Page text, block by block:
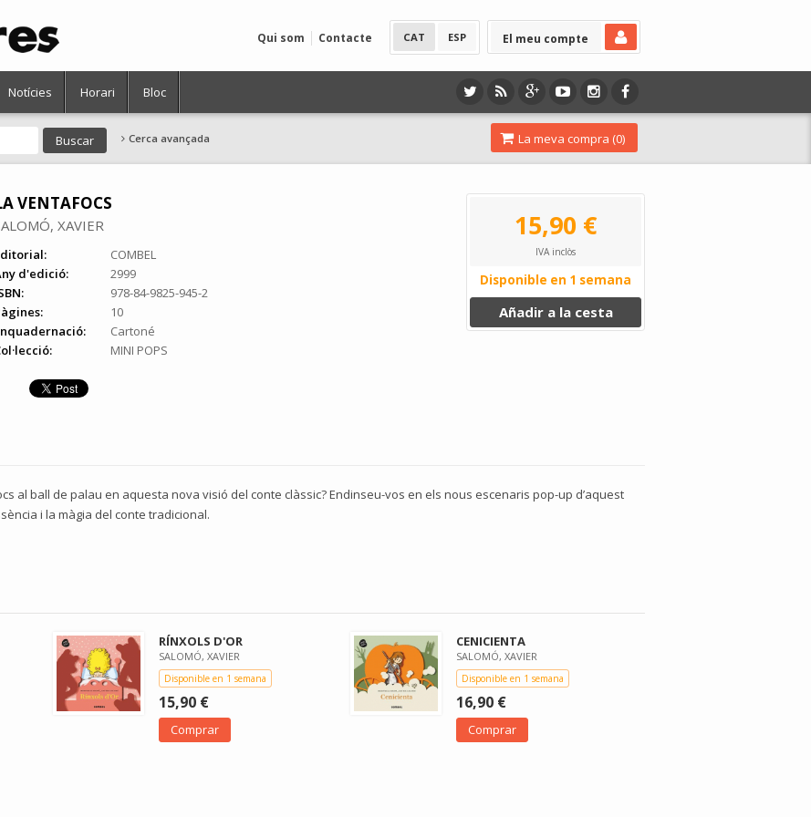
El meu compte
CAT ESP
Qui som Contacte
Notícies Horari Bloc
Cerca avançada La meva compra (0)
VENTAFOCS
XAVIER
COMBEL
d'edició:
2999
978-84-9825-945-2
10
Cartoné
MINI POPS
15,90 €
IVA inclòs
Disponible en 1 semana
Añadir a la cesta
al ball de palau en aquesta nova visió del conte clàssic? Endinseu-vos en els nous escenaris pop-up d’aquest
i la màgia del conte tradicional.
RÍNXOLS D'OR
SALOMÓ, XAVIER
Disponible en 1 semana
15,90 €
Comprar
CENICIENTA
SALOMÓ, XAVIER
Disponible en 1 semana
16,90 €
Comprar